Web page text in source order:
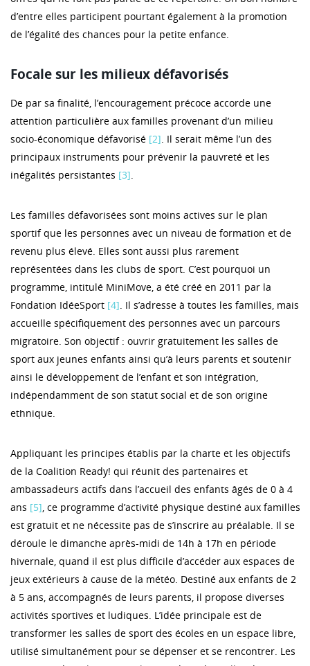
d’entre elles participent pourtant également à la promotion
de l’égalité des chances pour la petite enfance.
Focale sur les milieux défavorisés
De par sa finalité, l’encouragement précoce accorde une
attention particulière aux familles provenant d’un milieu
socio-économique défavorisé [2]. Il serait même l’un des
principaux instruments pour prévenir la pauvreté et les
inégalités persistantes [3].
Les familles défavorisées sont moins actives sur le plan
sportif que les personnes avec un niveau de formation et de
revenu plus élevé. Elles sont aussi plus rarement
représentées dans les clubs de sport. C’est pourquoi un
programme, intitulé MiniMove, a été créé en 2011 par la
Fondation IdéeSport [4]. Il s’adresse à toutes les familles, mais
accueille spécifiquement des personnes avec un parcours
migratoire. Son objectif : ouvrir gratuitement les salles de
sport aux jeunes enfants ainsi qu’à leurs parents et soutenir
ainsi le développement de l’enfant et son intégration,
indépendamment de son statut social et de son origine
ethnique.
Appliquant les principes établis par la charte et les objectifs
de la Coalition Ready! qui réunit des partenaires et
ambassadeurs actifs dans l’accueil des enfants âgés de 0 à 4
ans [5], ce programme d’activité physique destiné aux familles
est gratuit et ne nécessite pas de s’inscrire au préalable. Il se
déroule le dimanche après-midi de 14h à 17h en période
hivernale, quand il est plus difficile d’accéder aux espaces de
jeux extérieurs à cause de la météo. Destiné aux enfants de 2
à 5 ans, accompagnés de leurs parents, il propose diverses
activités sportives et ludiques. L’idée principale est de
transformer les salles de sport des écoles en un espace libre,
utilisé simultanément pour se dépenser et se rencontrer. Les